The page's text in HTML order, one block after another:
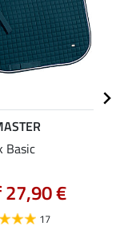
Basic
€
17